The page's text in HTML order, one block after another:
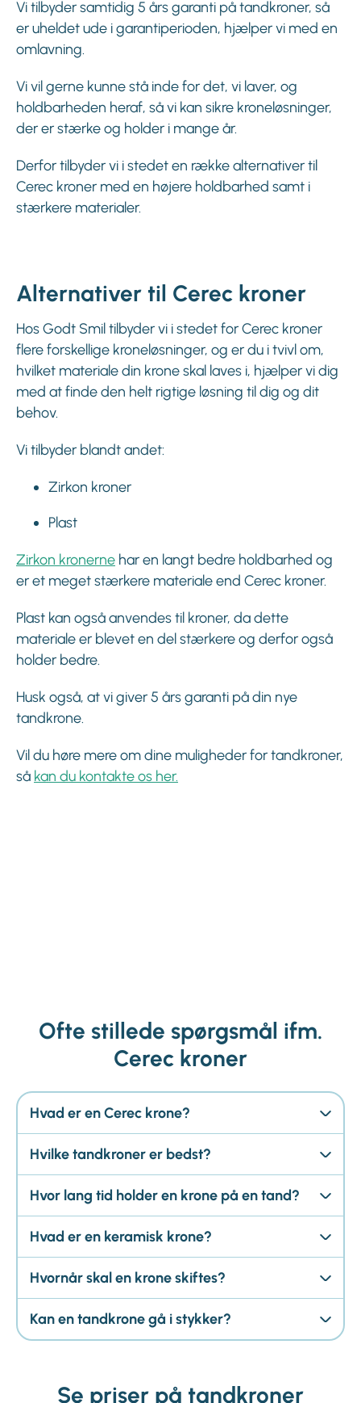
Vi tilbyder samtidig 5 års garanti på tandkroner, så
er uheldet ude i garantiperioden, hjælper vi med en
omlavning.
Vi vil gerne kunne stå inde for det, vi laver, og
holdbarheden heraf, så vi kan sikre kroneløsninger,
der er stærke og holder i mange år.
Derfor tilbyder vi i stedet en række alternativer til
Cerec kroner med en højere holdbarhed samt i
stærkere materialer.
Alternativer til Cerec kroner
Hos Godt Smil tilbyder vi i stedet for Cerec kroner
flere forskellige kroneløsninger, og er du i tvivl om,
hvilket materiale din krone skal laves i, hjælper vi dig
med at finde den helt rigtige løsning til dig og dit
behov.
Vi tilbyder blandt andet:
Zirkon kroner
Plast
Zirkon kronerne har en langt bedre holdbarhed og
er et meget stærkere materiale end Cerec kroner.
Plast kan også anvendes til kroner, da dette
materiale er blevet en del stærkere og derfor også
holder bedre.
Husk også, at vi giver 5 års garanti på din nye
tandkrone.
Vil du høre mere om dine muligheder for tandkroner,
så kan du kontakte os her.
Ofte stillede spørgsmål ifm.
Cerec kroner
Hvad er en Cerec krone?
Hvilke tandkroner er bedst?
Hvor lang tid holder en krone på en tand?
Hvad er en keramisk krone?
Hvornår skal en krone skiftes?
Kan en tandkrone gå i stykker?
Se priser på tandkroner